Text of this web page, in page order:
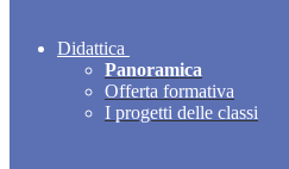
Didattica
Panoramica
Offerta formativa
I progetti delle classi